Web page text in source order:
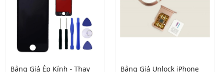
Bảng Giá Ép Kính - Thay
Bảng Giá Unlock iPhone